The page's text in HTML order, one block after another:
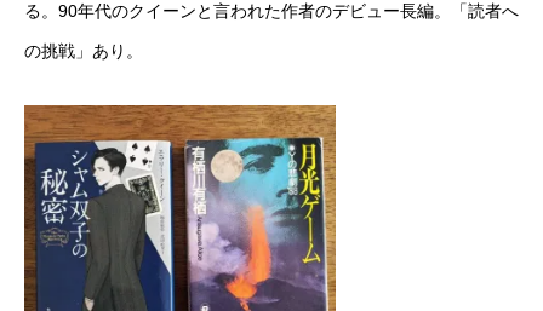
る。90年代のクイーンと言われた作者のデビュー長編。「読者へ
の挑戦」あり。